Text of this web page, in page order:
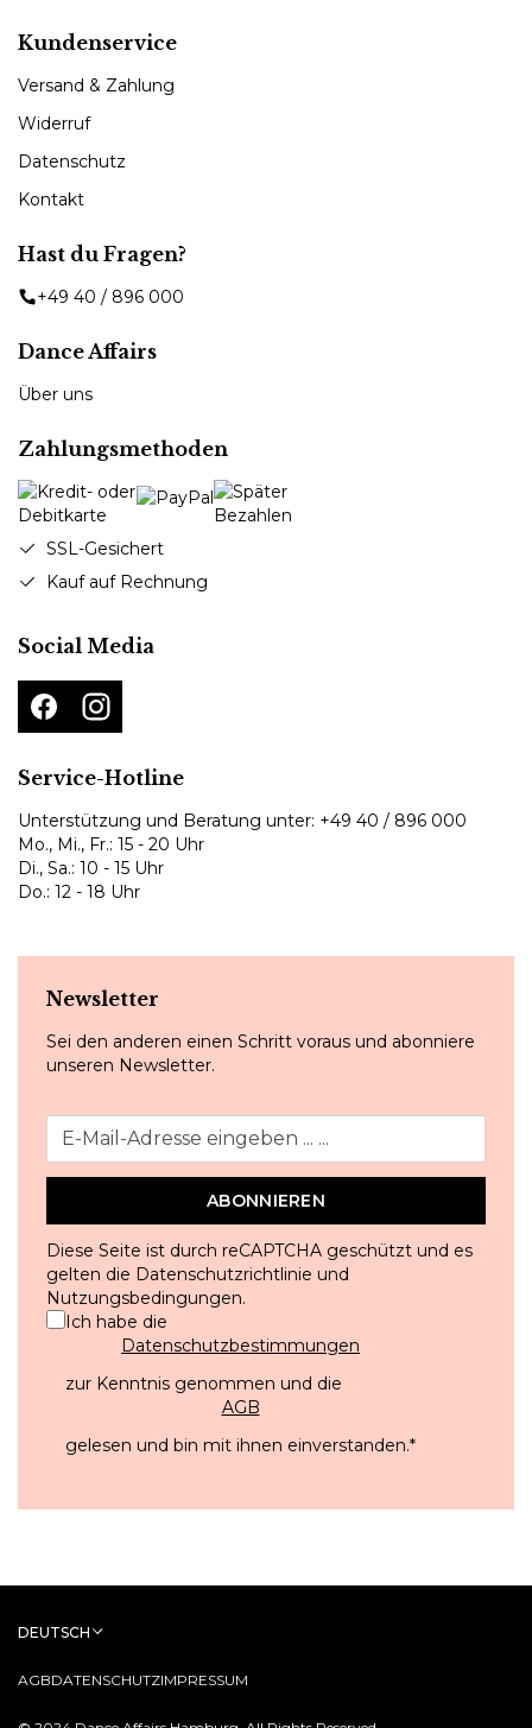
Kundenservice
Versand & Zahlung
Widerruf
Datenschutz
Kontakt
Hast du Fragen?
+49 40 / 896 000
Dance Affairs
Über uns
Zahlungsmethoden
SSL-Gesichert
Kauf auf Rechnung
Social Media
Service-Hotline
Unterstützung und Beratung unter: +49 40 / 896 000
Mo., Mi., Fr.: 15 - 20 Uhr
Di., Sa.: 10 - 15 Uhr
Do.: 12 - 18 Uhr
Newsletter
Sei den anderen einen Schritt voraus und abonniere
unseren Newsletter.
ABONNIEREN
Diese Seite ist durch reCAPTCHA geschützt und es
gelten die Datenschutzrichtlinie und
Nutzungsbedingungen.
Ich habe die
Datenschutzbestimmungen
zur Kenntnis genommen und die
AGB
gelesen und bin mit ihnen einverstanden.*
AGBDATENSCHUTZIMPRESSUM
DEUTSCH